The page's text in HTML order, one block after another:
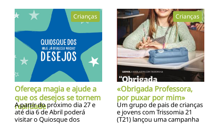
Crianças
Ofereça magia e ajude a
que os desejos se tornem
realidade
A partir do próximo dia 27 e
até dia 6 de Abril poderá
visitar o Quiosque dos
Crianças
«Obrigada Professora,
por puxar por mim»
Um grupo de pais de crianças
e jovens com Trissomia 21
(T21) lançou uma campanha